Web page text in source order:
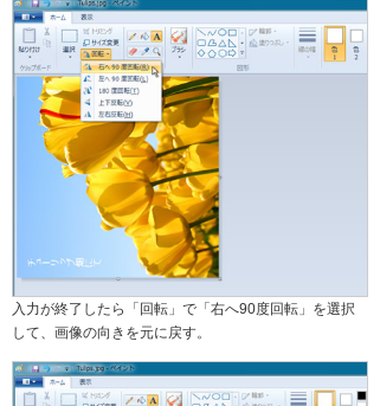
入力が終了したら「回転」で「右へ90度回転」を選択
して、画像の向きを元に戻す。